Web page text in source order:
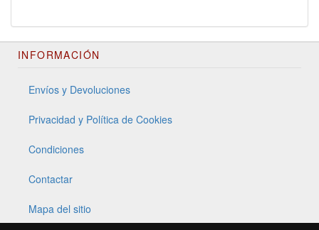
INFORMACIÓN
Envíos y Devoluciones
Privacidad y Política de Cookies
Condiciones
Contactar
Mapa del sitio